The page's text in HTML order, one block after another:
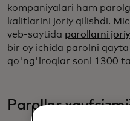
kompaniyalari ham
kalitlarini joriy qilishdi.
veb-saytida parollarni
bir oy ichida parolni
qo'ng'iroqlar soni 1300
Parollar